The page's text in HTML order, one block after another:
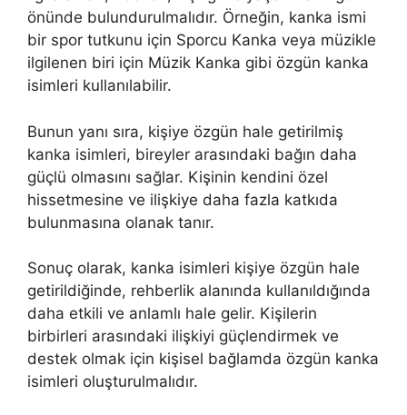
önünde bulundurulmalıdır. Örneğin, kanka ismi
bir spor tutkunu için Sporcu Kanka veya müzikle
ilgilenen biri için Müzik Kanka gibi özgün kanka
isimleri kullanılabilir.
Bunun yanı sıra, kişiye özgün hale getirilmiş
kanka isimleri, bireyler arasındaki bağın daha
güçlü olmasını sağlar. Kişinin kendini özel
hissetmesine ve ilişkiye daha fazla katkıda
bulunmasına olanak tanır.
Sonuç olarak, kanka isimleri kişiye özgün hale
getirildiğinde, rehberlik alanında kullanıldığında
daha etkili ve anlamlı hale gelir. Kişilerin
birbirleri arasındaki ilişkiyi güçlendirmek ve
destek olmak için kişisel bağlamda özgün kanka
isimleri oluşturulmalıdır.